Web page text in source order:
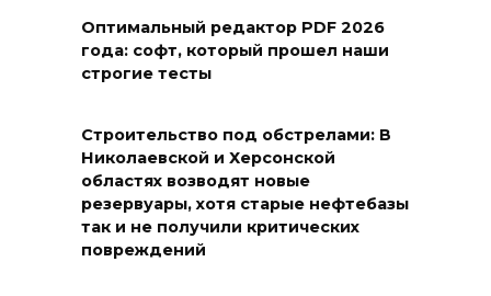
Оптимальный редактор PDF 2026
года: софт, который прошел наши
строгие тесты
Строительство под обстрелами: В
Николаевской и Херсонской
областях возводят новые
резервуары, хотя старые нефтебазы
так и не получили критических
повреждений